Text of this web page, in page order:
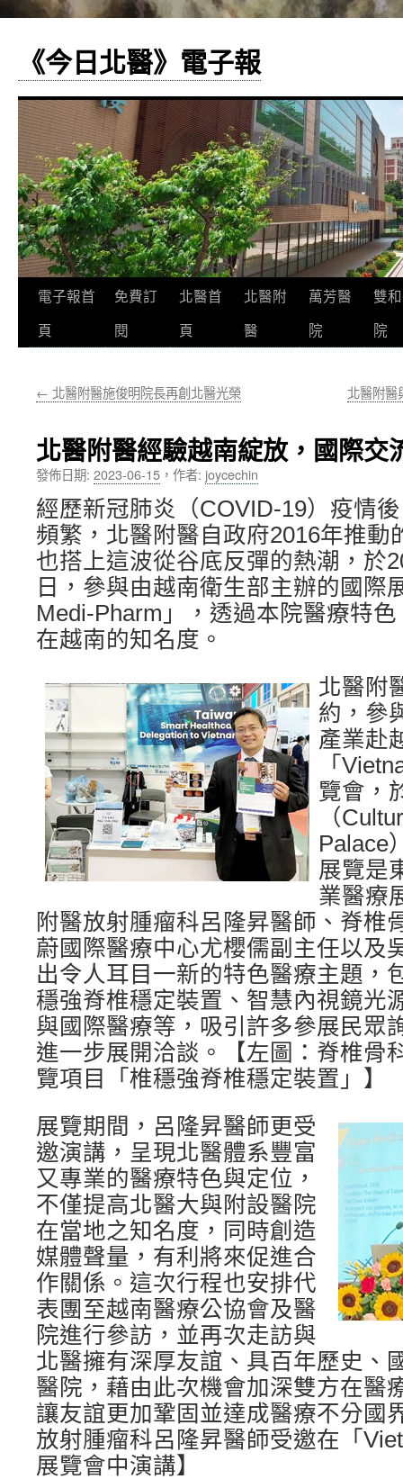
《今日北醫》電子報
跳
至
要
容
電子報首
頁
免費訂
閱
北醫首
頁
北醫附
醫
萬芳醫
院
雙
院
← 北醫附醫施俊明院長再創北醫光榮 北醫附醫
北醫附醫經驗越南綻放，國際交
發佈日期: 2023-06-15 ， 作者: joycechin
經歷新冠肺炎（COVID-19）疫情
頻繁，北醫附醫自政府2016年推動
也搭上這波從谷底反彈的熱潮，於
日，參與由越南衛生部主辦的國際
Medi-Pharm」，透過本院醫療特
在越南的知名度。
北醫附
約，參
產業赴
「
覽會，
（
Palace
展覽是
業醫療
附醫放射腫瘤科呂隆昇醫師、脊椎
蔚國際醫療中心尤櫻儒副主任以及
出令人耳目一新的特色醫療主題，
穩強脊椎穩定裝置、智慧內視鏡光
與國際醫療等，吸引許多參展民眾
進一步展開洽談。【左圖：脊椎骨
覽項目「椎穩強脊椎穩定裝置」】
展覽期間，呂隆昇醫師更受
邀演講，呈現北醫體系豐富
又專業的醫療特色與定位，
不僅提高北醫大與附設醫院
在當地之知名度，同時創造
媒體聲量，有利將來促進合
作關係。這次行程也安排代
表團至越南醫療公協會及醫
院進行參訪，並再次走訪與
北醫擁有深厚友誼、具百年歷史、
醫院，藉由此次機會加深雙方在醫
讓友誼更加鞏固並達成醫療不分國
放射腫瘤科呂隆昇醫師受邀在「
展覽會中演講】